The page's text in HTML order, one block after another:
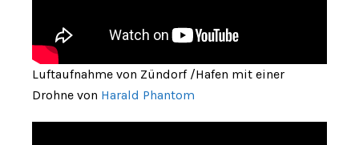
Luftaufnahme von Zündorf /Hafen mit einer
Drohne von Harald Phantom